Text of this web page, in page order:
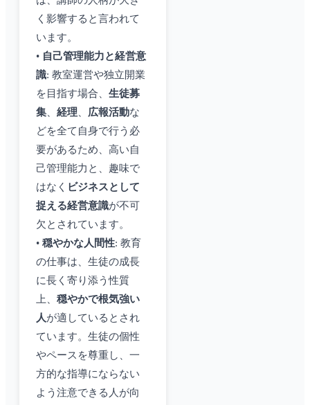
く影響すると言われて
います。
• 自己管理能力と経営意
識: 教室運営や独立開業
を目指す場合、 生徒募
集
経理 広報活動な
どを全て自身で行う必
要があるため、高い自
己管理能力と、趣味で
はなく ビジネスとして
捉える経営意識が不可
欠とされています。
• 穏やかな人間性: 教育
の仕事は、生徒の成長
に長く寄り添う性質
上、 穏やかで根気強い
人が適しているとされ
ています。生徒の個性
やペースを尊重し、一
方的な指導にならない
よう注意できる人が向